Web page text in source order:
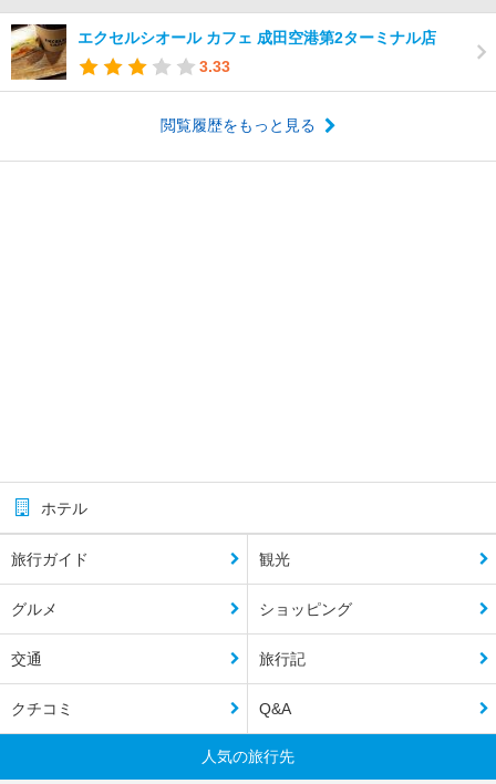
エクセルシオール カフェ 成田空港第2ターミナル店
3.33
閲覧履歴をもっと見る
ホテル
旅行ガイド 観光
グルメ ショッピング
交通 旅行記
クチコミ Q&A
人気の旅行先